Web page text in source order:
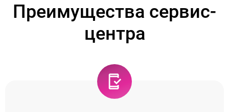
Преимущества сервис-
центра